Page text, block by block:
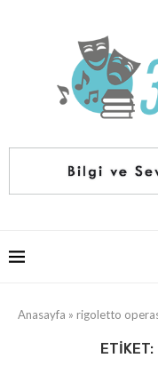
Anasayfa » rigoletto
ETIKET: